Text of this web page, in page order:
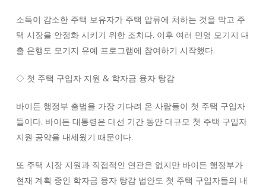
소득이 감소한 주택 보유자가 주택 압류에 처하는 것을 막고 주
택 시장을 안정화 시키기 위한 조치다. 이후 여러 민영 모기지 대
출 은행도 모기지 유예 프로그램에 참여하기 시작했다.
◇ 첫 주택 구입자 지원 & 학자금 융자 탕감
바이든 행정부 출범을 가장 기다려 온 사람들이 첫 주택 구입자
들이다. 바이든 대통령은 대선 기간 동안 대규모 첫 주택 구입자
지원 공약을 내세웠기 때문이다.
또 주택 시장 지원과 직접적인 연관은 없지만 바이든 행정부가
현재 계획 중인 학자금 융자 탕감 법안도 첫 주택 구입자들의 내